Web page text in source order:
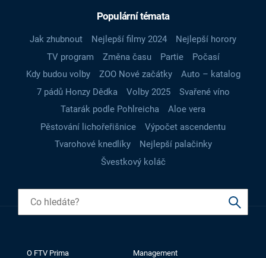
Populární témata
Jak zhubnout Nejlepší filmy 2024
Nejlepší horory
TV program
Změna času Partie
Počasí
Kdy budou volby
ZOO Nové začátky
Auto – katalog
7 pádů Honzy Dědka
Volby 2025
Svařené víno
Tatarák podle Pohlreicha
Aloe vera
Pěstování lichořeřišnice
Výpočet ascendentu
Tvarohové knedlíky
Nejlepší palačinky
Švestkový koláč
O FTV Prima
Management